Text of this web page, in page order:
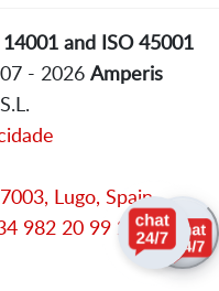
and ISO 45001
- 2026 Amperis
Lugo, Spain
982 20 99 20